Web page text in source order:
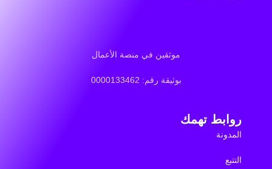
موثقين في منصة الأعمال
بوثيقة رقم: 0000133462
روابط تهمك
المدونة
التتبع